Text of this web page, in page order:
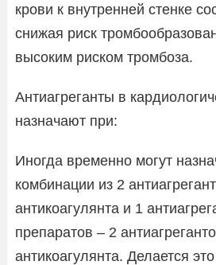
крови к внутренней стенке
снижая риск
высоким риском тромбоза.
Антиагреганты в
назначают при:
Иногда временно могут
комбинации из 2
антикоагулянта и 1
препаратов – 2
антикоагулянта. Делается